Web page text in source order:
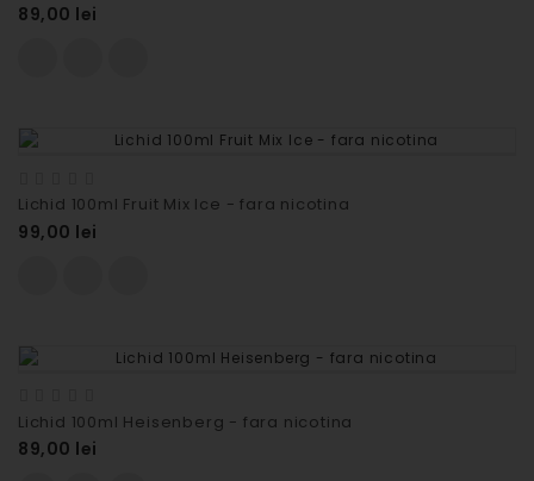
89,00 lei
Lichid 100ml Fruit Mix Ice - fara nicotina
99,00 lei
Lichid 100ml Heisenberg - fara nicotina
89,00 lei